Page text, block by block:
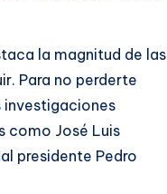
la magnitud de las
Para no perderte
investigaciones
como José Luis
presidente Pedro